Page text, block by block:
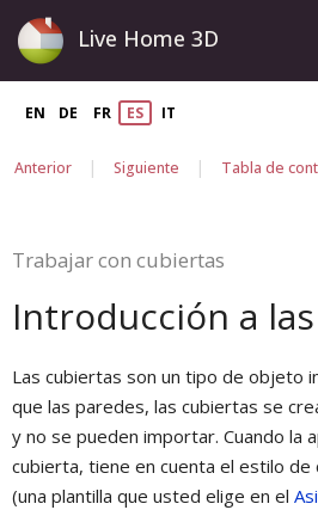
Live Home 3D
EN DE FR ES IT
Anterior | Siguiente | Tabla de
Trabajar con cubiertas
Introducción a
Las cubiertas son un tipo de objeto
que las paredes, las cubiertas se
y no se pueden importar. Cuando la
cubierta, tiene en cuenta el estilo de
(una plantilla que usted elige en el